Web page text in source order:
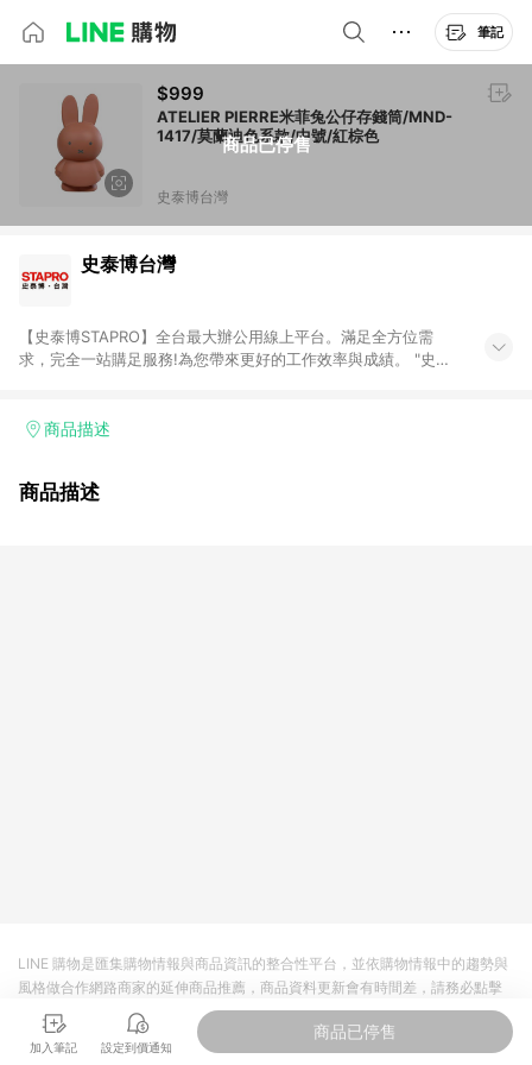
筆記
商品已停售
$999
ATELIER PIERRE米菲兔公仔存錢筒/MND-
1417/莫蘭迪色系款/中號/紅棕色
史泰博台灣
史泰博台灣
【史泰博STAPRO】全台最大辦公用線上平台。滿足全方位需
求，完全一站購足服務!為您帶來更好的工作效率與成績。 "史泰
機器、3C及電腦週邊、辦公傢俱、生活用、茶水間用品、名片及
瀏覽器於 24 小時內結帳才享有回饋。 (2) 訂單未滿免運門檻750
商品描述
商品描述
加入筆記 設定到價通知
商品已停售
LINE 購物是匯集購物情報與商品資訊的整合性平台，並依購物情報中的趨勢與
風格做合作網路商家的延伸商品推薦，商品資料更新會有時間差，請務必點擊
商品至各合作網路商家，確認現售價與購物條件，一切資訊以合作廠商網頁為
準。